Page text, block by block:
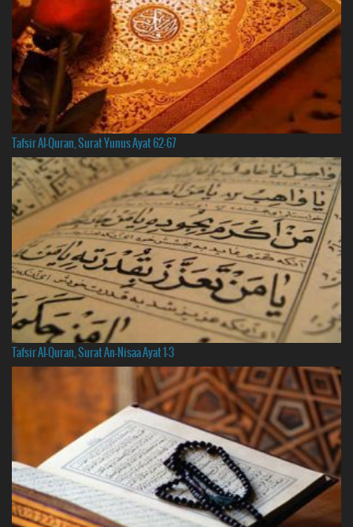
Tafsir Al-Quran, Surat Yunus Ayat 62-67
Tafsir Al-Quran, Surat An-Nisaa Ayat 1-3